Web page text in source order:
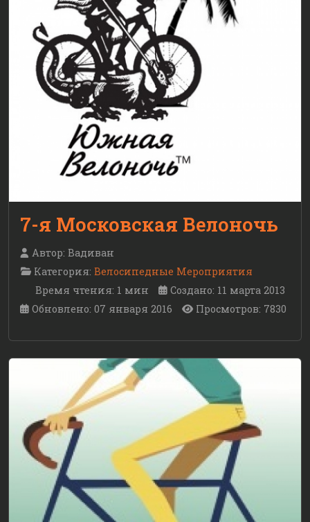
7-я Московская Велоночь
Автор: Вадиван
Категория: Велосипедные Мероприятия
Время чтения: 1 мин
Создано: 11 марта 2013
Обновлено: 07 января 2016
Просмотров: 7830